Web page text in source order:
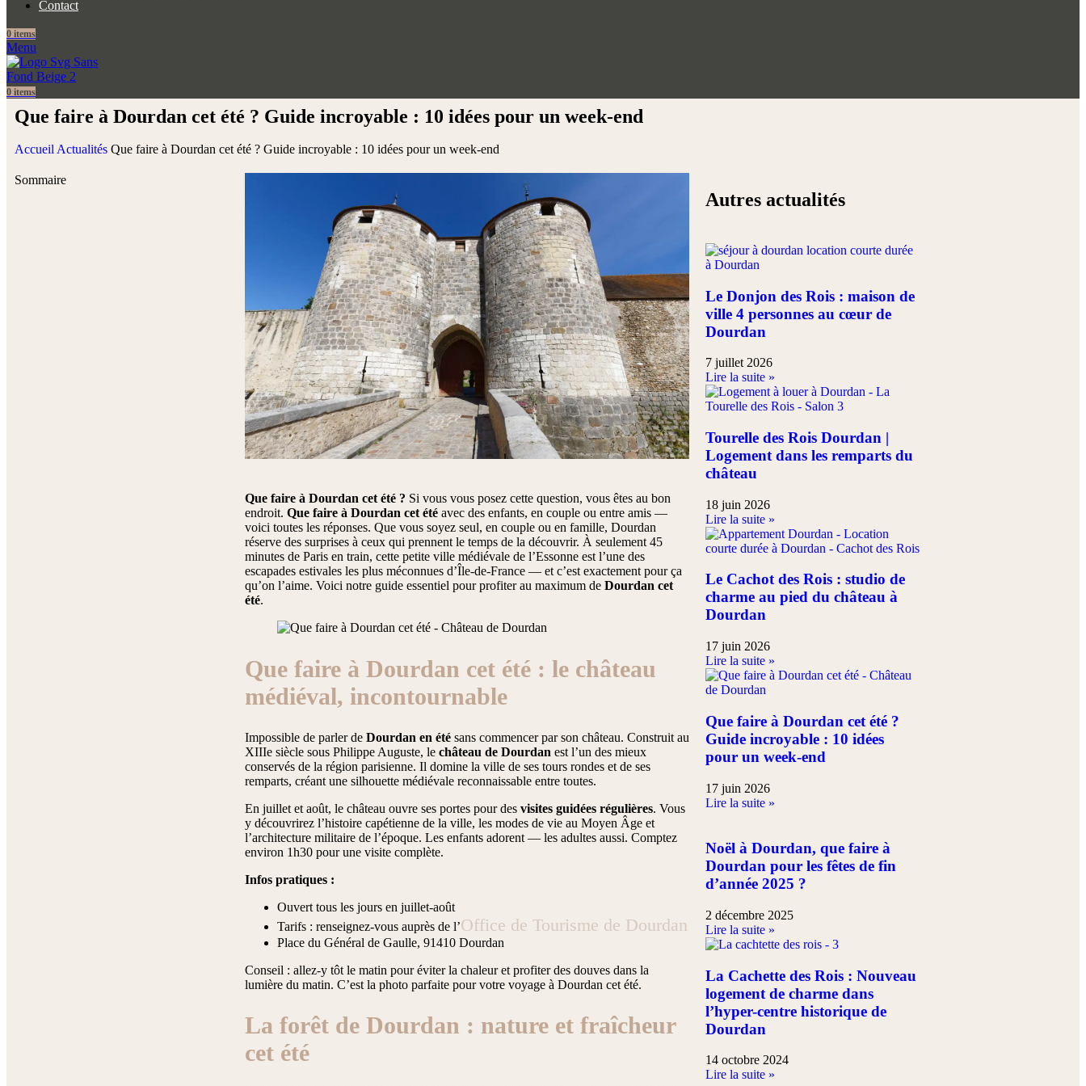
Contact
0 items
Menu
0 items
Que faire à Dourdan cet été ? Guide incroyable : 10 idées pour un week-end
Accueil Actualités Que faire à Dourdan cet été ? Guide incroyable : 10 idées pour un week-end
Sommaire
Que faire à Dourdan cet été ? Si vous vous posez cette question, vous êtes au bon
endroit. Que faire à Dourdan cet été avec des enfants, en couple ou entre amis —
voici toutes les réponses. Que vous soyez seul, en couple ou en famille, Dourdan
réserve des surprises à ceux qui prennent le temps de la découvrir. À seulement 45
minutes de Paris en train, cette petite ville médiévale de l’Essonne est l’une des
escapades estivales les plus méconnues d’Île-de-France — et c’est exactement pour ça
qu’on l’aime. Voici notre guide essentiel pour profiter au maximum de Dourdan cet
été.
Que faire à Dourdan cet été : le château
médiéval, incontournable
Impossible de parler de Dourdan en été sans commencer par son château. Construit au
XIIIe siècle sous Philippe Auguste, le château de Dourdan est l’un des mieux
conservés de la région parisienne. Il domine la ville de ses tours rondes et de ses
remparts, créant une silhouette médiévale reconnaissable entre toutes.
En juillet et août, le château ouvre ses portes pour des visites guidées régulières. Vous
y découvrirez l’histoire capétienne de la ville, les modes de vie au Moyen Âge et
l’architecture militaire de l’époque. Les enfants adorent — les adultes aussi. Comptez
environ 1h30 pour une visite complète.
Infos pratiques :
Ouvert tous les jours en juillet-août
Tarifs : renseignez-vous auprès de l’Office de Tourisme de Dourdan
Place du Général de Gaulle, 91410 Dourdan
Conseil : allez-y tôt le matin pour éviter la chaleur et profiter des douves dans la
lumière du matin. C’est la photo parfaite pour votre voyage à Dourdan cet été.
La forêt de Dourdan : nature et fraîcheur
cet été
Autres actualités
Le Donjon des Rois : maison de
ville 4 personnes au cœur de
Dourdan
7 juillet 2026
Lire la suite »
Tourelle des Rois Dourdan |
Logement dans les remparts du
château
18 juin 2026
Lire la suite »
Le Cachot des Rois : studio de
charme au pied du château à
Dourdan
17 juin 2026
Lire la suite »
Que faire à Dourdan cet été ?
Guide incroyable : 10 idées
pour un week-end
17 juin 2026
Lire la suite »
Noël à Dourdan, que faire à
Dourdan pour les fêtes de fin
d’année 2025 ?
2 décembre 2025
Lire la suite »
La Cachette des Rois : Nouveau
logement de charme dans
l’hyper-centre historique de
Dourdan
14 octobre 2024
Lire la suite »